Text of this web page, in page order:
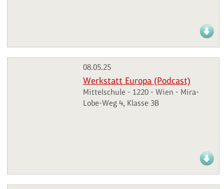
08.05.25
Werkstatt Europa (Podcast)
Mittelschule - 1220 - Wien - Mira-
Lobe-Weg 4, Klasse 3B